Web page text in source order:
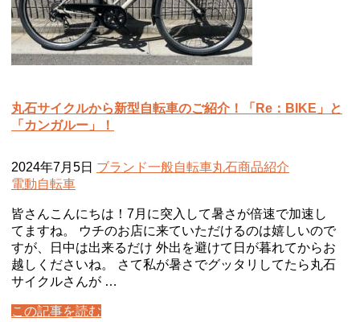
丸石サイクルから新型自転車のご紹介！「Re：BIKE」と
「カンガルー」！
2024年7月5日 ブランド一般自転車丸石商品紹介
電動自転車
皆さんこんにちは！7月に突入して暑さが倍速で加速し
てますね。 ウチのお店に来ていただけるのは嬉しいので
すが、日中は出来るだけ 外出を避けて日が暮れてからお
越しくださいね。 さて私が暑さでグッタリしてたら丸石
サイクルさんが …
この記事を読む